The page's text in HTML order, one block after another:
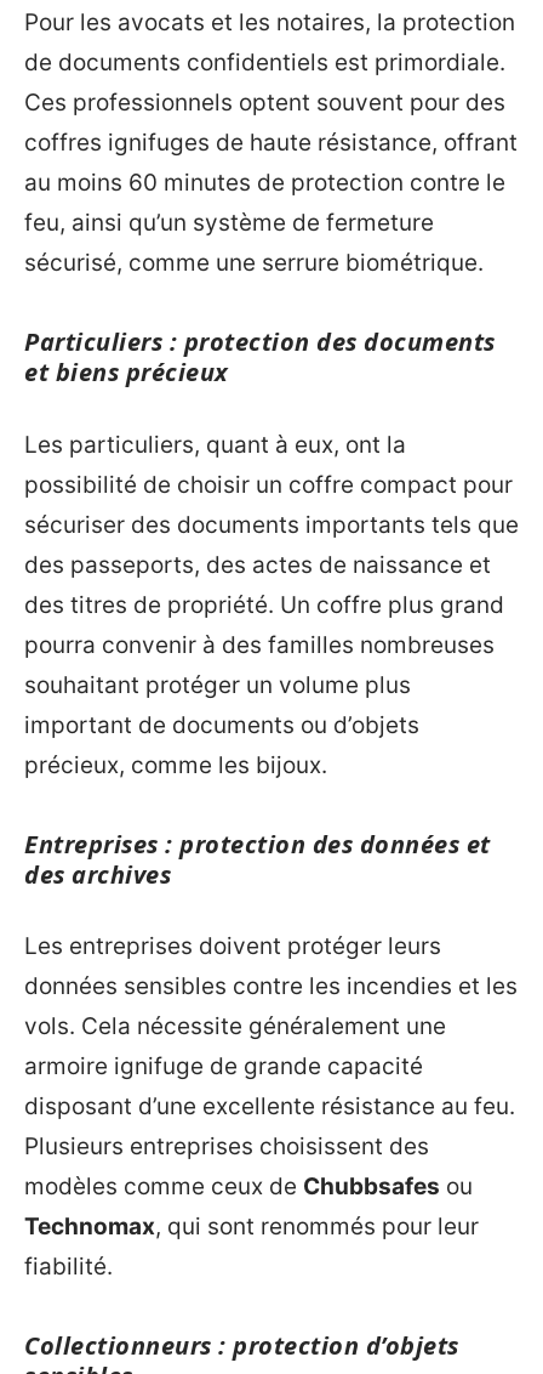
Pour les avocats et les notaires, la protection
de documents confidentiels est primordiale.
Ces professionnels optent souvent pour des
coffres ignifuges de haute résistance, offrant
au moins 60 minutes de protection contre le
feu, ainsi qu’un système de fermeture
sécurisé, comme une serrure biométrique.
Particuliers : protection des documents
et biens précieux
Les particuliers, quant à eux, ont la
possibilité de choisir un coffre compact pour
sécuriser des documents importants tels que
des passeports, des actes de naissance et
des titres de propriété. Un coffre plus grand
pourra convenir à des familles nombreuses
souhaitant protéger un volume plus
important de documents ou d’objets
précieux, comme les bijoux.
Entreprises : protection des données et
des archives
Les entreprises doivent protéger leurs
données sensibles contre les incendies et les
vols. Cela nécessite généralement une
armoire ignifuge de grande capacité
disposant d’une excellente résistance au feu.
Plusieurs entreprises choisissent des
modèles comme ceux de Chubbsafes ou
Technomax, qui sont renommés pour leur
fiabilité.
Collectionneurs : protection d’objets